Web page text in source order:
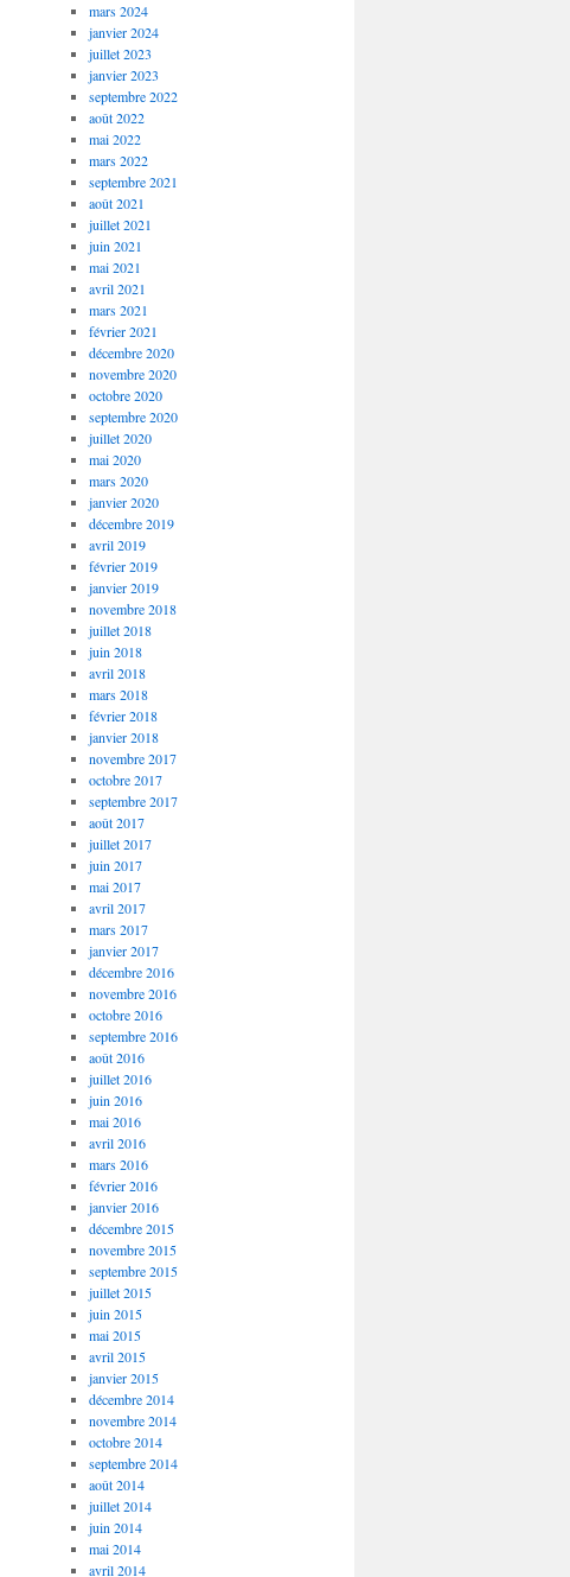
mars 2024
janvier 2024
juillet 2023
janvier 2023
septembre 2022
août 2022
mai 2022
mars 2022
septembre 2021
août 2021
juillet 2021
juin 2021
mai 2021
avril 2021
mars 2021
février 2021
décembre 2020
novembre 2020
octobre 2020
septembre 2020
juillet 2020
mai 2020
mars 2020
janvier 2020
décembre 2019
avril 2019
février 2019
janvier 2019
novembre 2018
juillet 2018
juin 2018
avril 2018
mars 2018
février 2018
janvier 2018
novembre 2017
octobre 2017
septembre 2017
août 2017
juillet 2017
juin 2017
mai 2017
avril 2017
mars 2017
janvier 2017
décembre 2016
novembre 2016
octobre 2016
septembre 2016
août 2016
juillet 2016
juin 2016
mai 2016
avril 2016
mars 2016
février 2016
janvier 2016
décembre 2015
novembre 2015
septembre 2015
juillet 2015
juin 2015
mai 2015
avril 2015
janvier 2015
décembre 2014
novembre 2014
octobre 2014
septembre 2014
août 2014
juillet 2014
juin 2014
mai 2014
avril 2014